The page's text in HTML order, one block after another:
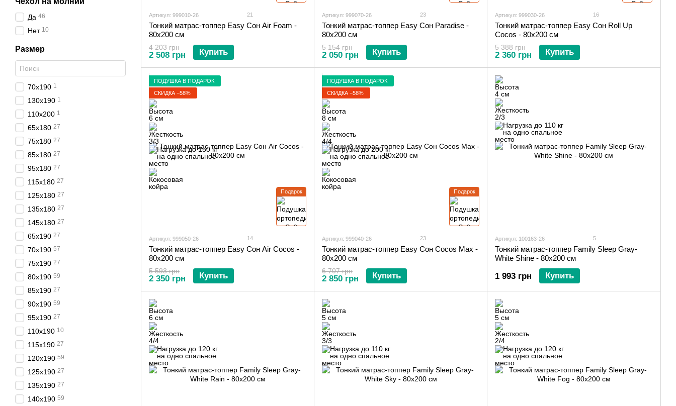
Артикул: 999010-26 21
Тонкий матрас-топпер Easy Сон Air Foam -
80х200 см
4 203 грн
2 508 грн Купить
Артикул: 999070-26 23
Тонкий матрас-топпер Easy Сон Paradise -
80х200 см
5 154 грн
2 050 грн Купить
Артикул: 999030-26 16
Тонкий матрас-топпер Easy Сон Roll Up
Cocos - 80х200 см
5 388 грн
2 360 грн Купить
Подарок
ПОДУШКА В ПОДАРОК
СКИДКА −58%
Артикул: 999050-26 14
Тонкий матрас-топпер Easy Сон Air Cocos -
80х200 см
5 593 грн
2 350 грн Купить
Подарок
ПОДУШКА В ПОДАРОК
СКИДКА −58%
Артикул: 999040-26 23
Тонкий матрас-топпер Easy Сон Cocos Max -
80х200 см
6 707 грн
2 850 грн Купить
Артикул: 100163-26 5
Тонкий матрас-топпер Family Sleep Gray-
White Shine - 80х200 см
1 993 грн Купить
Да 46
Нет 10
Размер
70x190 1
130х190 1
110х200 1
65х180 27
75х180 27
85х180 27
95х180 27
115х180 27
125х180 27
135х180 27
145х180 27
65х190 27
70х190 57
75х190 27
80х190 59
85х190 27
90х190 59
95х190 27
110х190 10
115х190 27
120х190 59
125х190 27
135х190 27
140х190 59